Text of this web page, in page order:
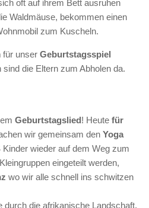
oft auf ihrem Bett ausruhen
Waldmäuse, bekommen einen
zum Kuscheln.
für unser Geburtstagsspiel
sind die Eltern zum Abholen da.
Geburtstagslied! Heute für
wir gemeinsam den Yoga
wieder auf dem Weg zum
eingeteilt werden,
wo wir alle schnell ins schwitzen
durch die afrikanische Landschaft.